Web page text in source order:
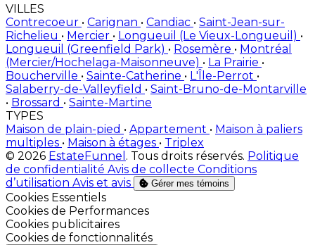
VILLES
Contrecoeur • Carignan • Candiac • Saint-Jean-sur-
Richelieu • Mercier • Longueuil (Le Vieux-Longueuil) •
Longueuil (Greenfield Park) • Rosemère • Montréal
(Mercier/Hochelaga-Maisonneuve) • La Prairie •
Boucherville • Sainte-Catherine • L'Île-Perrot •
Salaberry-de-Valleyfield • Saint-Bruno-de-Montarville
• Brossard • Sainte-Martine
TYPES
Maison de plain-pied • Appartement • Maison à paliers
multiples • Maison à étages • Triplex
© 2026 EstateFunnel . Tous droits réservés. Politique
de confidentialité Avis de collecte Conditions
d’utilisation Avis et avis Gérer mes témoins
Activer
Cookies Essentiels
Activer
Cookies de Performances
Activer
Cookies publicitaires
Activer
Cookies de fonctionnalités